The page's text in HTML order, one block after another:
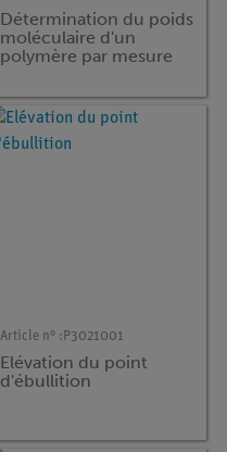
Détermination du poids
moléculaire d'un
polymère par mesure
Article n° : P3021001
Elévation du point
d'ébullition